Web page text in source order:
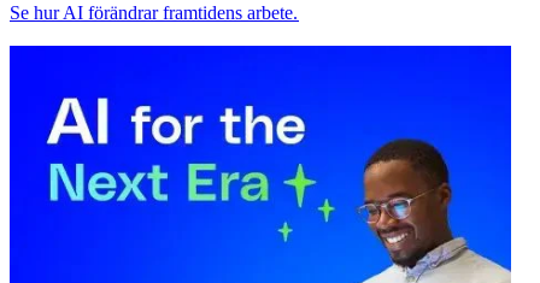
Se hur AI förändrar framtidens arbete.​​